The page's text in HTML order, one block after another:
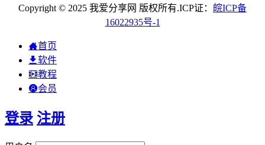
Copyright © 2025 我爱分享网 版权所有.ICP证： 皖ICP备
16022935号-1
首页
软件
教程
会员
登录 注册